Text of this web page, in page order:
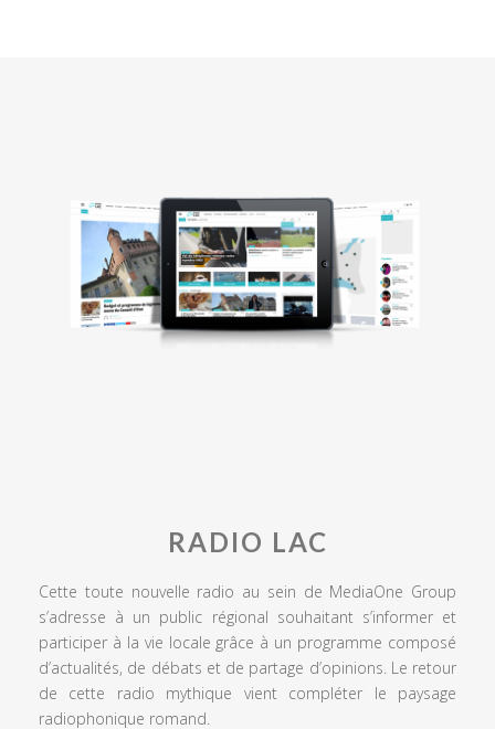
RADIO LAC
Cette toute nouvelle radio au sein de MediaOne Group
s’adresse à un public régional souhaitant s’informer et
participer à la vie locale grâce à un programme composé
d’actualités, de débats et de partage d’opinions. Le retour
de cette radio mythique vient compléter le paysage
radiophonique romand.